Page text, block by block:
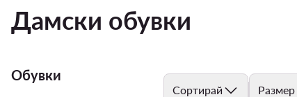
Дамски обувки
Обувки
Сортирай Размер